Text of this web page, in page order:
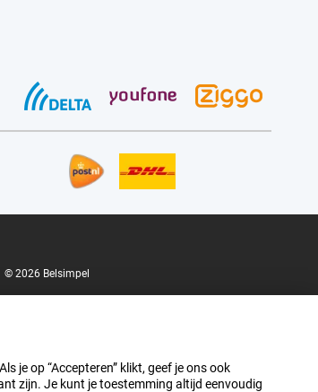
© 2026 Belsimpel
je op “Accepteren” klikt, geef je ons ook
zijn. Je kunt je toestemming altijd eenvoudig